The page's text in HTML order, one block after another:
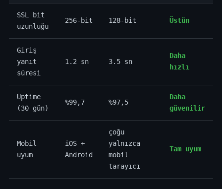
SSL bit
uzunluğu
256-bit 128-bit Üstün
Giriş
yanıt
süresi
1.2 sn 3.5 sn
Daha
hızlı
Uptime
(30 gün)
%99,7 %97,5
Daha
güvenilir
Mobil
uyum
iOS +
Android
çoğu
yalnızca
mobil
tarayıcı
Tam uyum